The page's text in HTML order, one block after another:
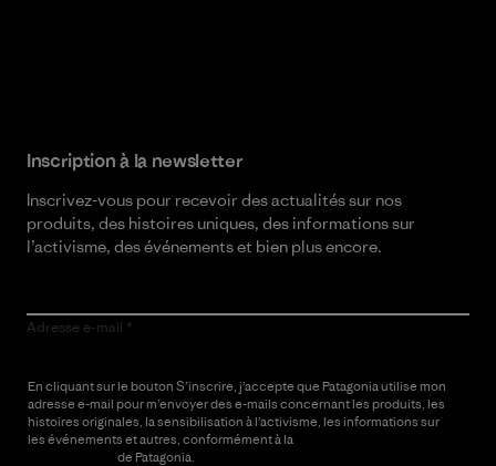
Inscription à la newsletter
Inscrivez-vous pour recevoir des actualités sur nos
produits, des histoires uniques, des informations sur
l’activisme, des événements et bien plus encore.
Adresse e-mail
En cliquant sur le bouton S’inscrire, j’accepte que Patagonia utilise mon
adresse e-mail pour m’envoyer des e-mails concernant les produits, les
histoires originales, la sensibilisation à l’activisme, les informations sur
les événements et autres, conformément à la
de Patagonia.